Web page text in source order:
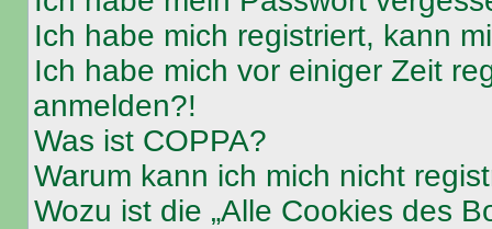
Ich habe mich registriert, kann
Ich habe mich vor einiger Zeit
anmelden?!
Was ist COPPA?
Warum kann ich mich nicht
Wozu ist die „Alle Cookies des